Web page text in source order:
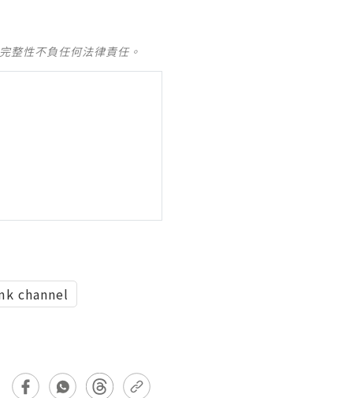
整性不負任何法律責任。
channel